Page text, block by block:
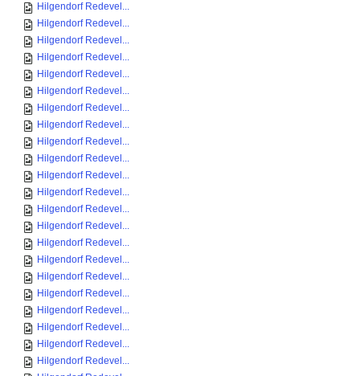
Hilgendorf Redevel...
Hilgendorf Redevel...
Hilgendorf Redevel...
Hilgendorf Redevel...
Hilgendorf Redevel...
Hilgendorf Redevel...
Hilgendorf Redevel...
Hilgendorf Redevel...
Hilgendorf Redevel...
Hilgendorf Redevel...
Hilgendorf Redevel...
Hilgendorf Redevel...
Hilgendorf Redevel...
Hilgendorf Redevel...
Hilgendorf Redevel...
Hilgendorf Redevel...
Hilgendorf Redevel...
Hilgendorf Redevel...
Hilgendorf Redevel...
Hilgendorf Redevel...
Hilgendorf Redevel...
Hilgendorf Redevel...